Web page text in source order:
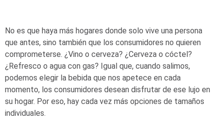
No es que haya más hogares donde solo vive una persona
que antes, sino también que los consumidores no quieren
comprometerse. ¿Vino o cerveza? ¿Cerveza o cóctel?
¿Refresco o agua con gas? Igual que, cuando salimos,
podemos elegir la bebida que nos apetece en cada
momento, los consumidores desean disfrutar de ese lujo en
su hogar. Por eso, hay cada vez más opciones de tamaños
individuales.